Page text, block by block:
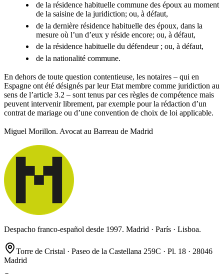
de la résidence habituelle commune des époux au moment
de la saisine de la juridiction; ou, à défaut,
de la dernière résidence habituelle des époux, dans la
mesure où l’un d’eux y réside encore; ou, à défaut,
de la résidence habituelle du défendeur ; ou, à défaut,
de la nationalité commune.
En dehors de toute question contentieuse, les notaires – qui en
Espagne ont été désignés par leur Etat membre comme juridiction au
sens de l’article 3.2 – sont tenus par ces règles de compétence mais
peuvent intervenir librement, par exemple pour la rédaction d’un
contrat de mariage ou d’une convention de choix de loi applicable.
Miguel Morillon. Avocat au Barreau de Madrid
Despacho franco-español desde 1997. Madrid · París · Lisboa.
Torre de Cristal · Paseo de la Castellana 259C · Pl. 18 · 28046
Madrid